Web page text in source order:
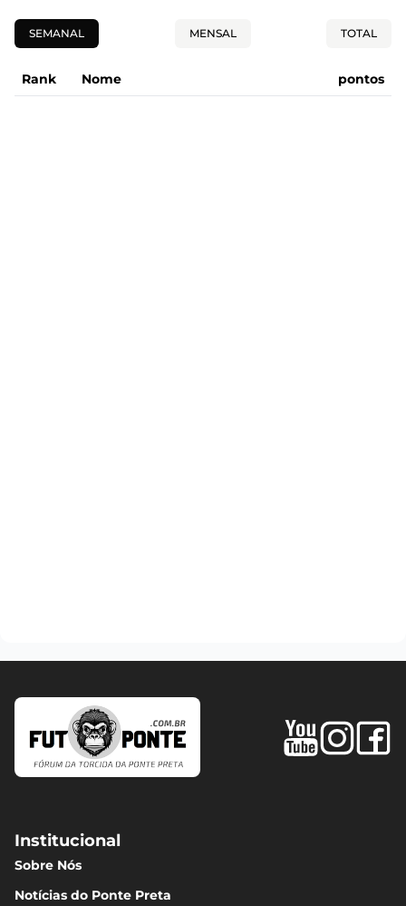
SEMANAL MENSAL TOTAL
Rank Nome pontos
Institucional
Sobre Nós
Notícias do Ponte Preta